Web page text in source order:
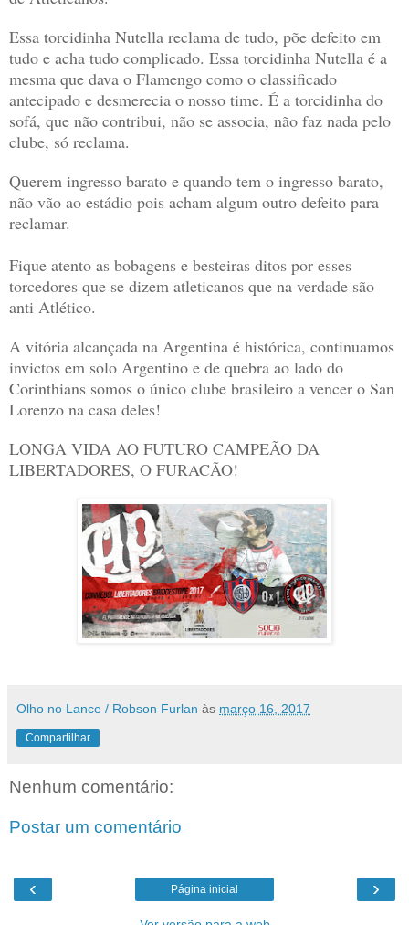
Essa torcidinha Nutella reclama de tudo, põe defeito em
tudo e acha tudo complicado. Essa torcidinha Nutella é a
mesma que dava o Flamengo como o classificado
antecipado e desmerecia o nosso time. É a torcidinha do
sofá, que não contribui, não se associa, não faz nada pelo
clube, só reclama.
Querem ingresso barato e quando tem o ingresso barato,
não vão ao estádio pois acham algum outro defeito para
reclamar.
Fique atento as bobagens e besteiras ditos por esses
torcedores que se dizem atleticanos que na verdade são
anti Atlético.
A vitória alcançada na Argentina é histórica, continuamos
invictos em solo Argentino e de quebra ao lado do
Corinthians somos o único clube brasileiro a vencer o San
Lorenzo na casa deles!
LONGA VIDA AO FUTURO CAMPEÃO DA
LIBERTADORES, O FURACÃO!
Olho no Lance / Robson Furlan às março 16, 2017
Compartilhar
Nenhum comentário:
Postar um comentário
‹ ›
Página inicial